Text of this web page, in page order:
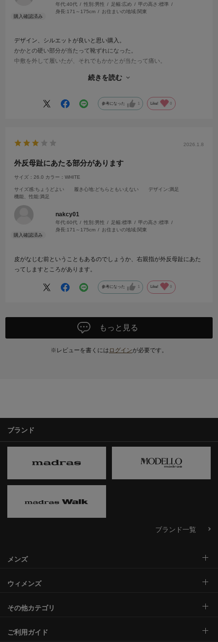
年代:40代 性別:男性 足幅:広め 甲の高さ:標準
身長:171～175cm お住まいの地域:関東
デザイン、シルエットが良いと思い購入。
かかとの硬い部分が当たって靴ずれになった。
中敷を外して履いたが、それでもかかとが当たって痛い。
うとなかなか履く気が起きず、
特許の中敷きは指圧されている感があって良かった。
続きを読む
参考になった 1 Like! 0
2026.1.8
外反母趾にあたる部分があります
サイズ：26.0 カラー：WHITE
サイズ感:ちょうどよい 履き心地:どちらともいえない デザイン:満足
機能、性能:満足
nakcy01
年代:60代 性別:男性 足幅:標準 甲の高さ:標準
身長:171～175cm お住まいの地域:関東
皮がなじむ前ということもあるのでしょうか、右親指が外反母趾にあた
ってしますところがあります。
参考になった 1 Like! 0
もっと見る
※レビューを書くには ログインが必要です。
ブランド
ブランド一覧
メンズ
ウィメンズ
その他カテゴリ
ご利用ガイド